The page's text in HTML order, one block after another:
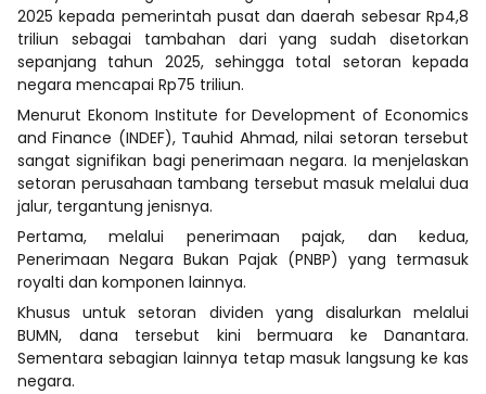
2025 kepada pemerintah pusat dan daerah sebesar Rp4,8
triliun sebagai tambahan dari yang sudah disetorkan
sepanjang tahun 2025, sehingga total setoran kepada
negara mencapai Rp75 triliun.
Menurut Ekonom Institute for Development of Economics
and Finance (INDEF), Tauhid Ahmad, nilai setoran tersebut
sangat signifikan bagi penerimaan negara. Ia menjelaskan
setoran perusahaan tambang tersebut masuk melalui dua
jalur, tergantung jenisnya.
Pertama, melalui penerimaan pajak, dan kedua,
Penerimaan Negara Bukan Pajak (PNBP) yang termasuk
royalti dan komponen lainnya.
Khusus untuk setoran dividen yang disalurkan melalui
BUMN, dana tersebut kini bermuara ke Danantara.
Sementara sebagian lainnya tetap masuk langsung ke kas
negara.